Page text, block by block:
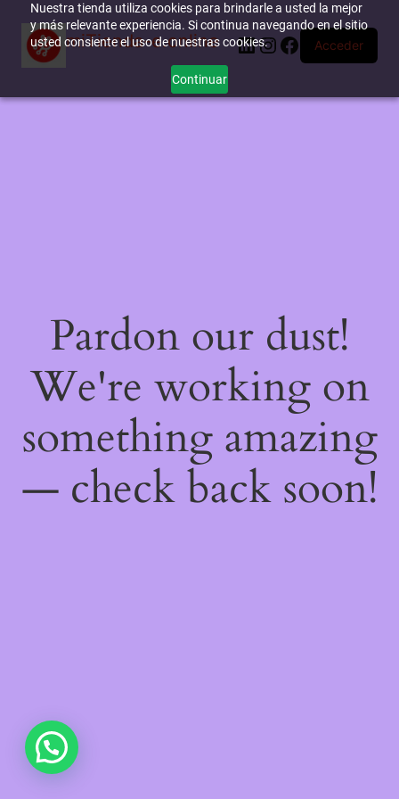
Nuestra tienda utiliza cookies para brindarle a usted la mejor
y más relevante experiencia. Si continua navegando en el sitio
usted consiente el uso de nuestras cookies.
Continuar
miTienda-e.online LinkedIn
Instagram
Facebook
Acceder
Pardon our dust!
We're working on
something amazing
— check back soon!